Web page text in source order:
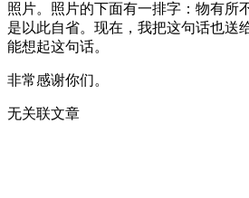
照片。照片的下面有一排字：物有所
是以此自省。现在，我把这句话也送
能想起这句话。
非常感谢你们。
无关联文章